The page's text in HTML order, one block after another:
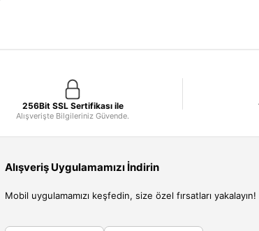
256Bit SSL Sertifikası ile
Alışverişte Bilgileriniz Güvende.
Alışveriş Uygulamamızı İndirin
Mobil uygulamamızı keşfedin, size özel fırsatları yakalayın!